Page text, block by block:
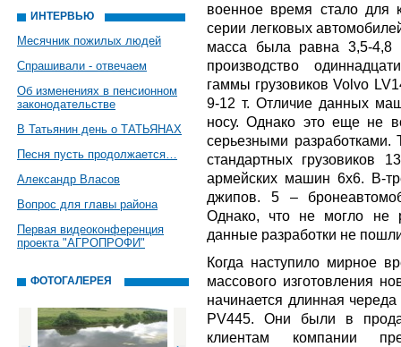
ИНТЕРВЬЮ
Месячник пожилых людей
Спрашивали - отвечаем
Об изменениях в пенсионном
законодательстве
В Татьянин день о ТАТЬЯНАХ
Песня пусть продолжается…
Александр Власов
Вопрос для главы района
Первая видеоконференция
проекта "АГРОПРОФИ"
ФОТОГАЛЕРЕЯ
военное время стало для
серии легковых
масса была равна 3,5-4,8
производство
гаммы грузовиков Volvo
9-12 т. Отличие данных
носу. Однако это еще не
серьезными разработками.
стандартных грузовиков
армейских машин 6x6. В-
джипов. 5 –
Однако, что не могло не
данные разработки не
Когда наступило мирное
массового изготовления
начинается длинная
PV445. Они были в
клиентам компании